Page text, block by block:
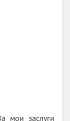
мои заслуги